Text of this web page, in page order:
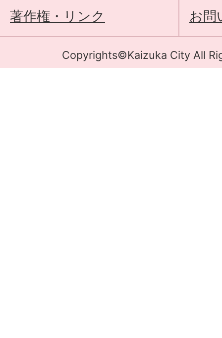
著作権・リンク お問
Copyrights©Kaizuka City All